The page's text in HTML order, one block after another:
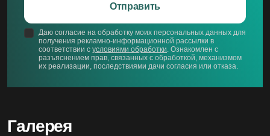
Отправить
Даю согласие на обработку моих персональных данных для
получения рекламно-информационной рассылки в
соответствии с условиями обработки . Ознакомлен с
разъяснением прав, связанных с обработкой, механизмом
их реализации, последствиями дачи согласия или отказа.
Галерея